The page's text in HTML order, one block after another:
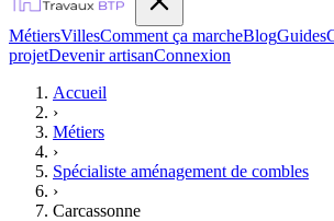
MétiersVillesComment ça marcheBlogGuides
projetDevenir artisanConnexion
Accueil
›
Métiers
›
Spécialiste aménagement de combles
›
Carcassonne